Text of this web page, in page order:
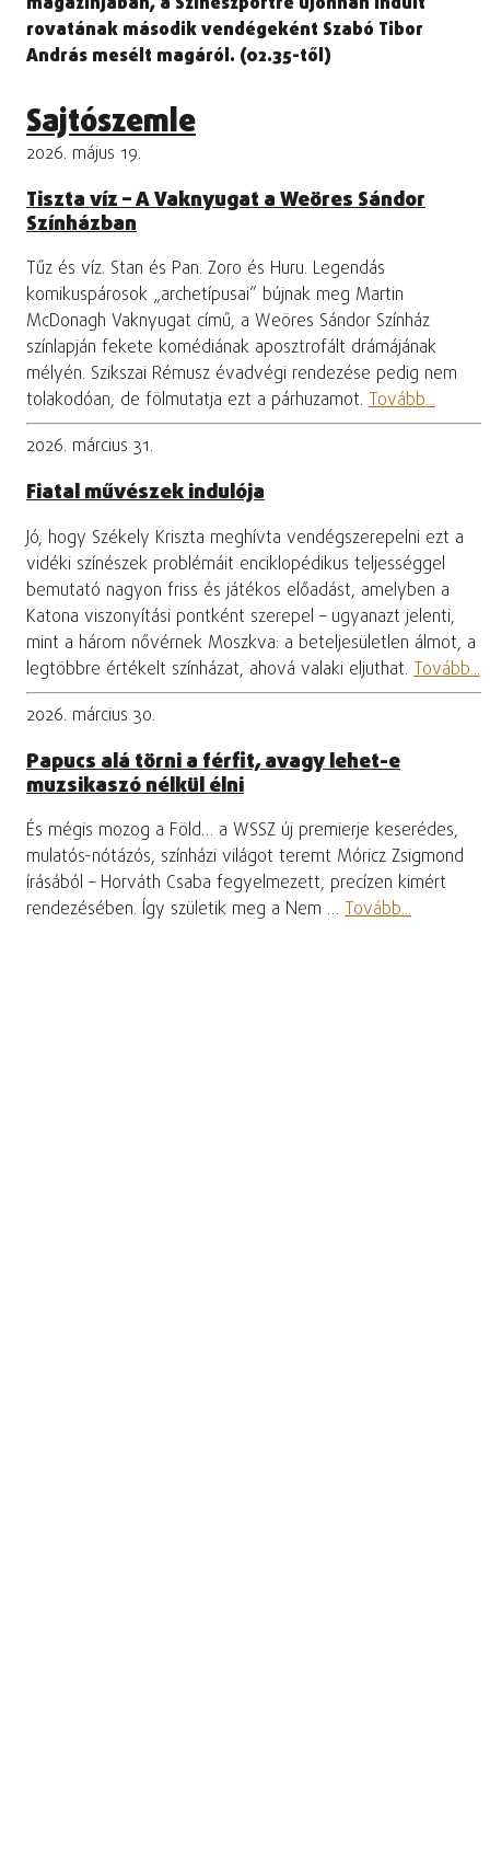
rovatának második vendégeként Szabó Tibor
András mesélt magáról. (02.35-től)
Sajtószemle
2026. május 19.
Tiszta víz – A Vaknyugat a Weöres Sándor
Színházban
Tűz és víz. Stan és Pan. Zoro és Huru. Legendás
komikuspárosok „archetípusai” bújnak meg Martin
McDonagh Vaknyugat című, a Weöres Sándor Színház
színlapján fekete komédiának aposztrofált drámájának
mélyén. Szikszai Rémusz évadvégi rendezése pedig nem
tolakodóan, de fölmutatja ezt a párhuzamot. Tovább...
2026. március 31.
Fiatal művészek indulója
Jó, hogy Székely Kriszta meghívta vendégszerepelni ezt a
vidéki színészek problémáit enciklopédikus teljességgel
bemutató nagyon friss és játékos előadást, amelyben a
Katona viszonyítási pontként szerepel – ugyanazt jelenti,
mint a három nővérnek Moszkva: a beteljesületlen álmot, a
legtöbbre értékelt színházat, ahová valaki eljuthat. Tovább...
2026. március 30.
Papucs alá törni a férfit, avagy lehet-e
muzsikaszó nélkül élni
És mégis mozog a Föld… a WSSZ új premierje keserédes,
mulatós-nótázós, színházi világot teremt Móricz Zsigmond
írásából – Horváth Csaba fegyelmezett, precízen kimért
rendezésében. Így születik meg a Nem … Tovább...